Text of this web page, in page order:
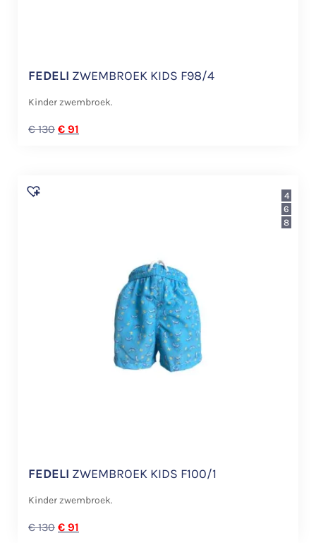
FEDELI ZWEMBROEK KIDS F98/4
Kinder zwembroek.
€130 € 91
FEDELI ZWEMBROEK KIDS F100/1
Kinder zwembroek.
€130 € 91
4
6
8